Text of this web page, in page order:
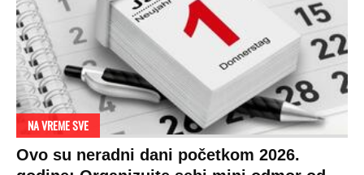
NA VREME SVE
Ovo su neradni dani početkom 2026.